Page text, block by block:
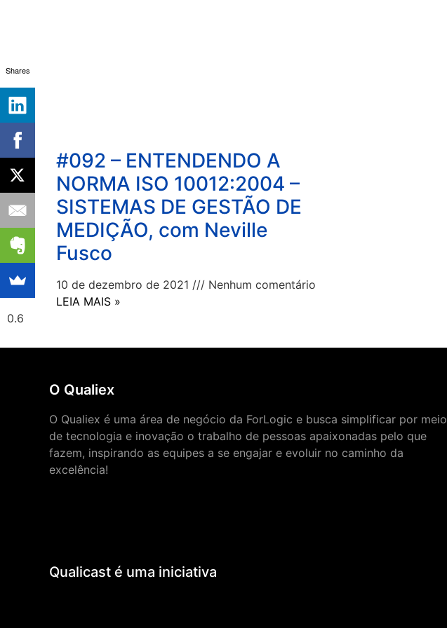
#092 – ENTENDENDO A
NORMA ISO 10012:2004 –
SISTEMAS DE GESTÃO DE
MEDIÇÃO, com Neville
Fusco
10 de dezembro de 2021
Nenhum comentário
LEIA MAIS »
O Qualiex
O Qualiex é uma área de negócio da ForLogic e busca simplificar por meio
de tecnologia e inovação o trabalho de pessoas apaixonadas pelo que
fazem, inspirando as equipes a se engajar e evoluir no caminho da
excelência!
Qualicast é uma iniciativa
Shares